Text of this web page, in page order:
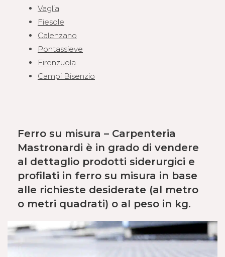
Vaglia
Fiesole
Calenzano
Pontassieve
Firenzuola
Campi Bisenzio
Ferro su misura – Carpenteria
Mastronardi è in grado di vendere
al dettaglio prodotti siderurgici e
profilati in ferro su misura in base
alle richieste desiderate (al metro
o metri quadrati) o al peso in kg.